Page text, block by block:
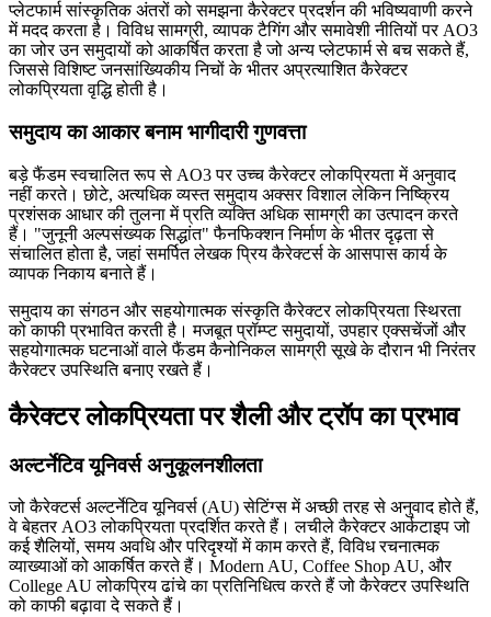
प्लेटफार्म सांस्कृतिक अंतरों को समझना कैरेक्टर प्रदर्शन की भविष्यवाणी करने
में मदद करता है। विविध सामग्री, व्यापक टैगिंग और समावेशी नीतियों पर AO3
का जोर उन समुदायों को आकर्षित करता है जो अन्य प्लेटफार्म से बच सकते हैं,
जिससे विशिष्ट जनसांख्यिकीय निचों के भीतर अप्रत्याशित कैरेक्टर
लोकप्रियता वृद्धि होती है।
समुदाय का आकार बनाम भागीदारी गुणवत्ता
बड़े फैंडम स्वचालित रूप से AO3 पर उच्च कैरेक्टर लोकप्रियता में अनुवाद
नहीं करते। छोटे, अत्यधिक व्यस्त समुदाय अक्सर विशाल लेकिन निष्क्रिय
प्रशंसक आधार की तुलना में प्रति व्यक्ति अधिक सामग्री का उत्पादन करते
हैं। "जुनूनी अल्पसंख्यक सिद्धांत" फैनफिक्शन निर्माण के भीतर दृढ़ता से
संचालित होता है, जहां समर्पित लेखक प्रिय कैरेक्टर्स के आसपास कार्य के
व्यापक निकाय बनाते हैं।
समुदाय का संगठन और सहयोगात्मक संस्कृति कैरेक्टर लोकप्रियता स्थिरता
को काफी प्रभावित करती है। मजबूत प्रॉम्प्ट समुदायों, उपहार एक्सचेंजों और
सहयोगात्मक घटनाओं वाले फैंडम कैनोनिकल सामग्री सूखे के दौरान भी निरंतर
कैरेक्टर उपस्थिति बनाए रखते हैं।
कैरेक्टर लोकप्रियता पर शैली और ट्रॉप का प्रभाव
अल्टर्नेटिव यूनिवर्स अनुकूलनशीलता
जो कैरेक्टर्स अल्टर्नेटिव यूनिवर्स (AU) सेटिंग्स में अच्छी तरह से अनुवाद होते हैं,
वे बेहतर AO3 लोकप्रियता प्रदर्शित करते हैं। लचीले कैरेक्टर आर्कटाइप जो
कई शैलियों, समय अवधि और परिदृश्यों में काम करते हैं, विविध रचनात्मक
व्याख्याओं को आकर्षित करते हैं। Modern AU, Coffee Shop AU, और
College AU लोकप्रिय ढांचे का प्रतिनिधित्व करते हैं जो कैरेक्टर उपस्थिति
को काफी बढ़ावा दे सकते हैं।